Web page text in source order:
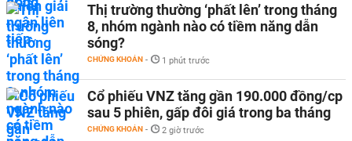
Thị trường thường ‘phất lên’ trong tháng
8, nhóm ngành nào có tiềm năng dẫn
sóng?
CHỨNG KHOÁN - 1 phút trước
Cổ phiếu VNZ tăng gần 190.000 đồng/cp
sau 5 phiên, gấp đôi giá trong ba tháng
CHỨNG KHOÁN - 2 giờ trước